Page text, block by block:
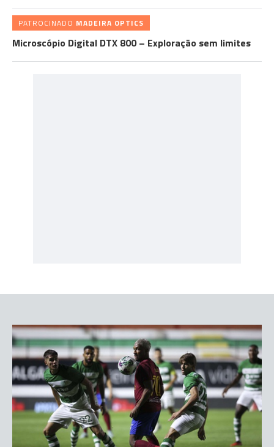
PATROCINADO MADEIRA OPTICS
Microscópio Digital DTX 800 – Exploração sem limites